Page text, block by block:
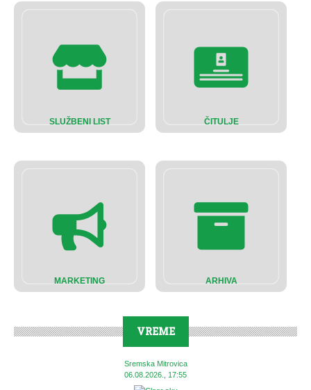
SLUŽBENI LIST ČITULJE
MARKETING ARHIVA
VREME
Sremska Mitrovica
06.08.2026., 17:55